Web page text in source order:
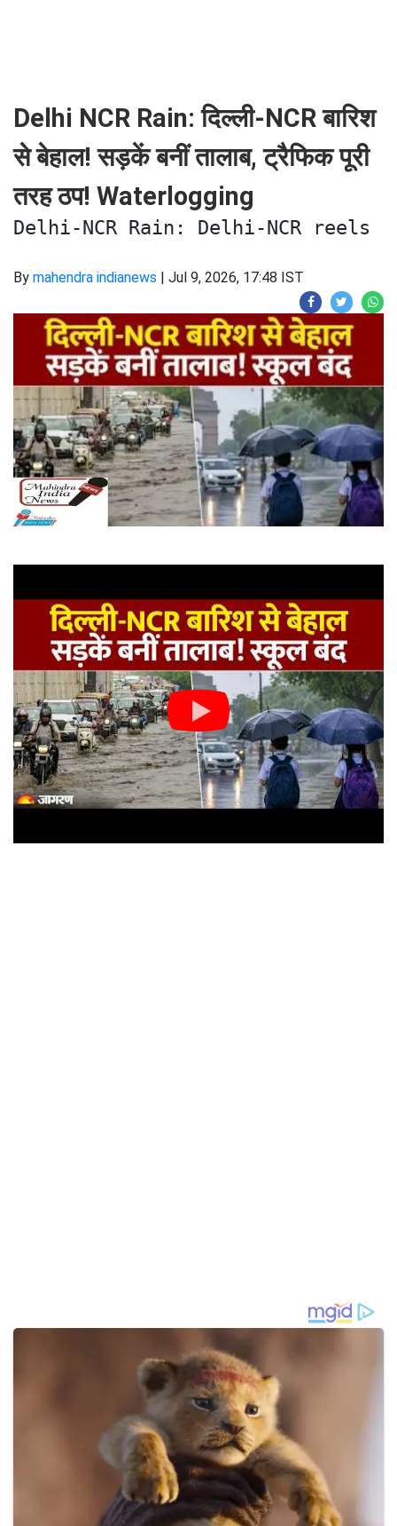
Delhi NCR Rain: दिल्ली-NCR बारिश
से बेहाल! सड़कें बनीं तालाब, ट्रैफिक पूरी
तरह ठप! Waterlogging
Delhi-NCR Rain: Delhi-NCR
By mahendra indianews | Jul 9, 2026, 17:48 IST